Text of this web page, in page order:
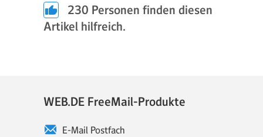
230 Personen finden diesen
Artikel hilfreich.
WEB.DE FreeMail-Produkte
E-Mail Postfach